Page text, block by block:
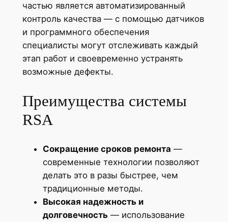
частью является автоматизированный
контроль качества — с помощью датчиков
и программного обеспечения
специалисты могут отслеживать каждый
этап работ и своевременно устранять
возможные дефекты.
Преимущества системы
RSA
Сокращение сроков ремонта —
современные технологии позволяют
делать это в разы быстрее, чем
традиционные методы.
Высокая надежность и
долговечность— использование